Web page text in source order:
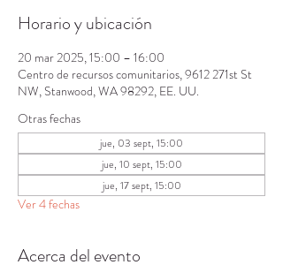
Horario y ubicación
20 mar 2025, 15:00 – 16:00
Centro de recursos comunitarios, 9612 271st St
NW, Stanwood, WA 98292, EE. UU.
Otras fechas
jue, 03 sept, 15:00
jue, 10 sept, 15:00
jue, 17 sept, 15:00
Ver 4 fechas
Acerca del evento